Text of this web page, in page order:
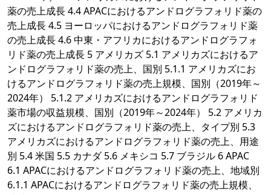
薬の売上成長 4.4 APACにおけるアンドログラフォリド薬の
売上成長 4.5 ヨーロッパにおけるアンドログラフォリド薬
の売上成長 4.6 中東・アフリカにおけるアンドログラフォ
リド薬の売上成長 5 アメリカズ 5.1 アメリカズにおけるア
ンドログラフォリド薬の売上、国別 5.1.1 アメリカズにお
けるアンドログラフォリド薬の売上規模、国別（2019年～
2024年） 5.1.2 アメリカズにおけるアンドログラフォリド
薬市場の収益規模、国別（2019年～2024年） 5.2 アメリカ
ズにおけるアンドログラフォリド薬の売上、タイプ別 5.3
アメリカズにおけるアンドログラフォリド薬の売上、用途
別 5.4 米国 5.5 カナダ 5.6 メキシコ 5.7 ブラジル 6 APAC
6.1 APACにおけるアンドログラフォリド薬の売上、地域別
6.1.1 APACにおけるアンドログラフォリド薬の売上規模、